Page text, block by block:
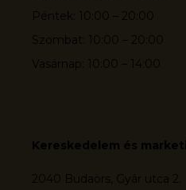
Péntek: 10:00 – 20:00
Szombat: 10:00 – 20:00
Vasárnap: 10:00 – 14:00
Kereskedelem és
2040 Budaörs, Gyár utca 2.